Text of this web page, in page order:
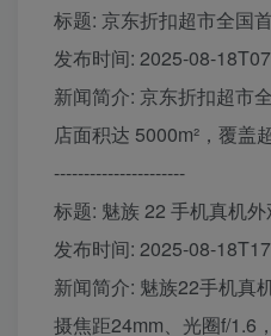
标题: 京东折扣超市全国
发布时间: 2025-08-
新闻简介: 京东折扣超市
店面积达 5000m²，覆盖
----------------------
标题: 魅族 22 手机真机
发布时间: 2025-08-
新闻简介: 魅族22手机真
摄焦距24mm、光圈f/1.6